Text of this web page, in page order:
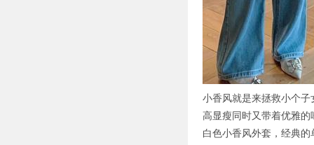
小香风就是来拯救小个
高显瘦同时又带着优雅的
白色小香风外套，经典